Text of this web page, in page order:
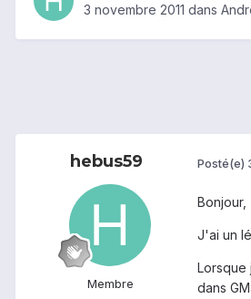
3 novembre 2011 dans
hebus59
Membre
Posté(e)
Bonjour,
J'ai un
Lorsque
dans